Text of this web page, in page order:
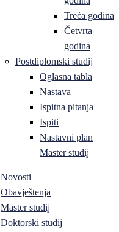
Treća godina
Četvrta
godina
Postdiplomski studij
Oglasna tabla
Nastava
Ispitna pitanja
Ispiti
Nastavni plan
Master studij
Novosti
Obavještenja
Master studij
Doktorski studij